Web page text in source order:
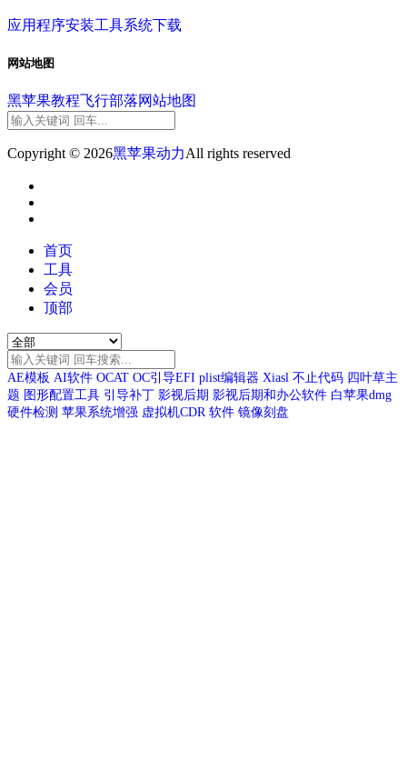
应用程序安装工具系统下载
网站地图
黑苹果教程飞行部落网站地图
Copyright © 2026黑苹果动力All rights reserved
首页
工具
会员
顶部
AE模板 AI软件 OCAT OC引导EFI plist编辑器 Xiasl 不止代码 四叶草主
题 图形配置工具 引导补丁 影视后期 影视后期和办公软件 白苹果dmg
硬件检测 苹果系统增强 虚拟机CDR 软件 镜像刻盘